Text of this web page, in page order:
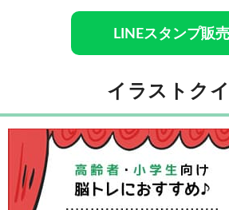
LINEスタンプ販
イラストク